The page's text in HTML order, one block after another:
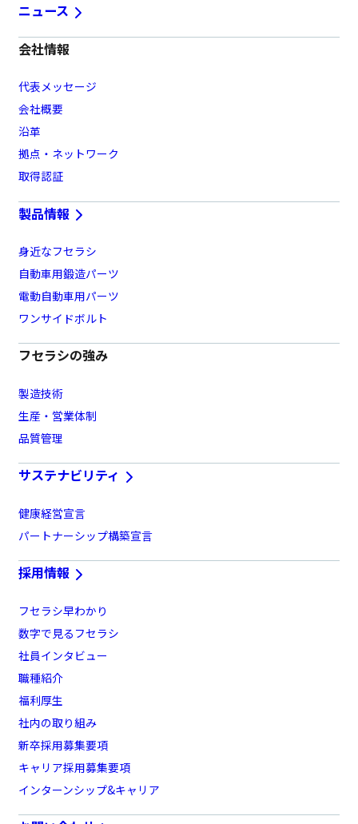
ニュース
会社情報
代表メッセージ
会社概要
沿革
拠点・ネットワーク
取得認証
製品情報
身近なフセラシ
自動車用鍛造パーツ
電動自動車用パーツ
ワンサイドボルト
フセラシの強み
製造技術
生産・営業体制
品質管理
サステナビリティ
健康経営宣言
パートナーシップ構築宣言
採用情報
フセラシ早わかり
数字で見るフセラシ
社員インタビュー
職種紹介
福利厚生
社内の取り組み
新卒採用募集要項
キャリア採用募集要項
インターンシップ&キャリア